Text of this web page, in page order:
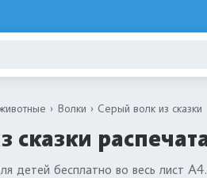
Волки Серый волк из сказки
сказки
детей бесплатно во весь лист